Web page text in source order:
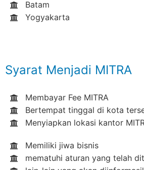
Batam
Yogyakarta
Syarat Menjadi MITRA
Membayar Fee MITRA
Bertempat tinggal di kota
Menyiapkan lokasi kantor
Memiliki jiwa bisnis
mematuhi aturan yang telah